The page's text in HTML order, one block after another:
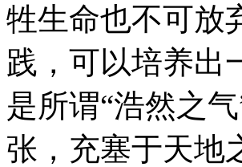
牲生命也不可放
践，可以培养出
是所谓“浩然之
张，充塞于天地